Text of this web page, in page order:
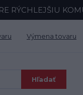
RÝCHLEJŠIU
Výmena tovaru
Hľadať